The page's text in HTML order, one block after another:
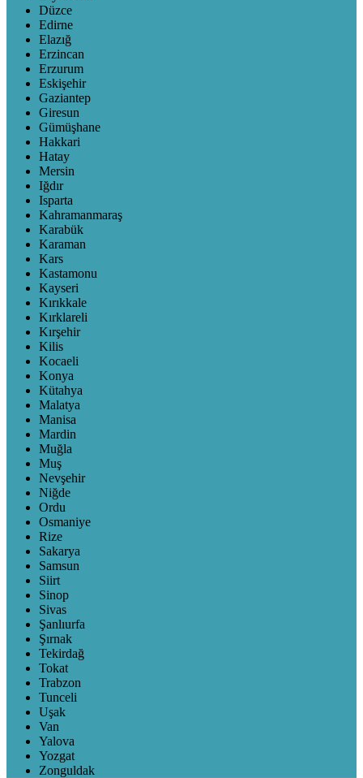
Düzce
Edirne
Elazığ
Erzincan
Erzurum
Eskişehir
Gaziantep
Giresun
Gümüşhane
Hakkari
Hatay
Mersin
Iğdır
Isparta
Kahramanmaraş
Karabük
Karaman
Kars
Kastamonu
Kayseri
Kırıkkale
Kırklareli
Kırşehir
Kilis
Kocaeli
Konya
Kütahya
Malatya
Manisa
Mardin
Muğla
Muş
Nevşehir
Niğde
Ordu
Osmaniye
Rize
Sakarya
Samsun
Siirt
Sinop
Sivas
Şanlıurfa
Şırnak
Tekirdağ
Tokat
Trabzon
Tunceli
Uşak
Van
Yalova
Yozgat
Zonguldak